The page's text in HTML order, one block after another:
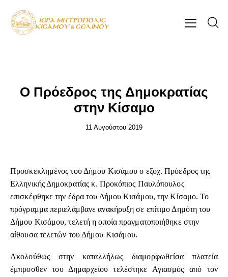
Ο Πρόεδρος της Δημοκρατίας
στην Κίσαμο
11 Αυγούστου 2019
Προσκεκλημένος του Δήμου Κισάμου ο εξοχ. Πρόεδρος της
Ελληνικής Δημοκρατίας κ. Προκόπιος Παυλόπουλος
επισκέφθηκε την έδρα του Δήμου Κισάμου, την Κίσαμο. Το
πρόγραμμα περιελάμβανε ανακήρυξη σε επίτιμο Δημότη του
Δήμου Κισάμου, τελετή η οποία πραγματοποιήθηκε στην
αίθουσα τελετών του Δήμου Κισάμου.
Ακολούθως στην καταλλήλως διαμορφωθείσα πλατεία
έμπροσθεν του Δημαρχείου τελέστηκε Αγιασμός από τον